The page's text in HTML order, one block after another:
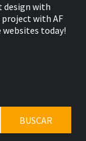
design with
with AF
today!